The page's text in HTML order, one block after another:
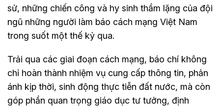
sử, những chiến công và hy sinh thầm lặng của đội
ngũ những người làm báo cách mạng Việt Nam
trong suốt một thế kỷ qua.
Trải qua các giai đoạn cách mạng, báo chí không
chỉ hoàn thành nhiệm vụ cung cấp thông tin, phản
ánh kịp thời, sinh động thực tiễn đất nước, mà còn
góp phần quan trọng giáo dục tư tưởng, định